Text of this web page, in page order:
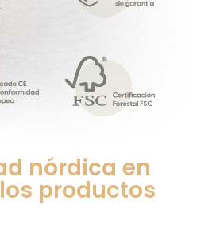
nórdica en
productos